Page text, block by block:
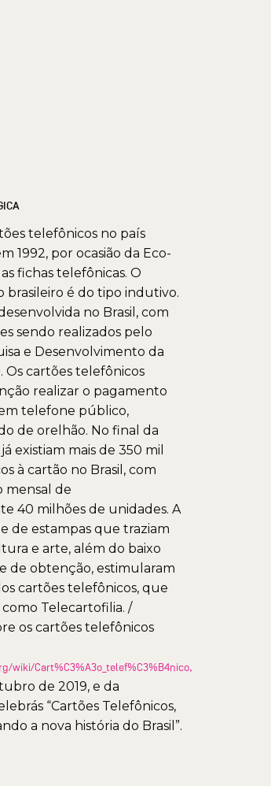
telefônicos no país
1992, por ocasião da Eco-
fichas telefônicas. O
brasileiro é do tipo indutivo.
no Brasil, com
sendo realizados pelo
e Desenvolvimento da
Os cartões telefônicos
realizar o pagamento
telefone público,
de orelhão. No final da
existiam mais de 350 mil
à cartão no Brasil, com
mensal de
40 milhões de unidades. A
de estampas que traziam
e arte, além do baixo
de obtenção, estimularam
cartões telefônicos, que
Telecartofilia. /
os cartões telefônicos
wiki/Cart%C3%A3o_telef%C3%B4nico,
de 2019, e da
“Cartões Telefônicos,
a nova história do Brasil”.